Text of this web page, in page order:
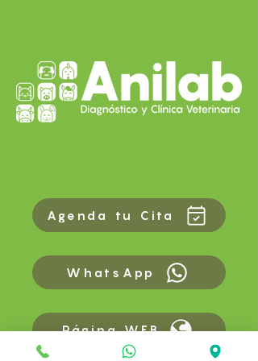
Agenda tu Cita
WhatsApp
Página WEB